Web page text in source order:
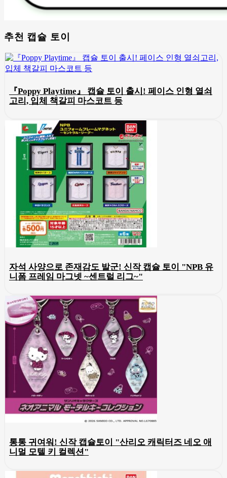
추천 캡슐 토이
『Poppy Playtime』 캡슐 토이 출시! 페이스 인형 열쇠
고리, 입체 책갈피 마스코트 등
자석 사양으로 존재감도 발군! 신작 캡슐 토이 "NPB 유
니폼 프레임 마그넷 ~센트럴 리그~"
통통 귀여워! 신작 캡슐토이 "산리오 캐릭터즈 네오 애
니멀 모텔 키 컬렉션"